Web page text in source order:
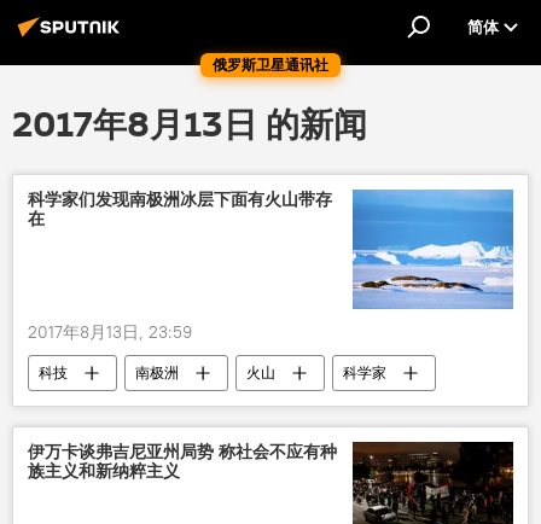
俄罗斯卫星通讯社
简体
2017年8月13日 的新闻
科学家们发现南极洲冰层下面有火山带存
在
2017年8月13日, 23:59
科技 南极洲 火山 科学家
伊万卡谈弗吉尼亚州局势 称社会不应有种
族主义和新纳粹主义